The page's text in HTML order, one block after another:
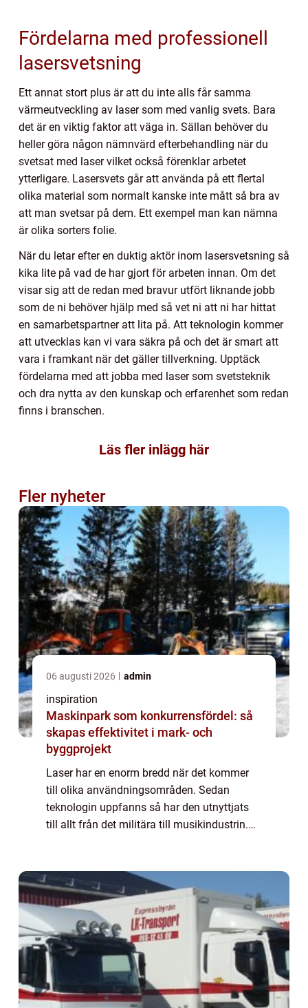
Fördelarna med professionell
lasersvetsning
Ett annat stort plus är att du inte alls får samma
värmeutveckling av laser som med vanlig svets. Bara
det är en viktig faktor att väga in. Sällan behöver du
heller göra någon nämnvärd efterbehandling när du
svetsat med laser vilket också förenklar arbetet
ytterligare. Lasersvets går att använda på ett flertal
olika material som normalt kanske inte mått så bra av
att man svetsar på dem. Ett exempel man kan nämna
är olika sorters folie.
När du letar efter en duktig aktör inom lasersvetsning så
kika lite på vad de har gjort för arbeten innan. Om det
visar sig att de redan med bravur utfört liknande jobb
som de ni behöver hjälp med så vet ni att ni har hittat
en samarbetspartner att lita på. Att teknologin kommer
att utvecklas kan vi vara säkra på och det är smart att
vara i framkant när det gäller tillverkning. Upptäck
fördelarna med att jobba med laser som svetsteknik
och dra nytta av den kunskap och erfarenhet som redan
finns i branschen.
Läs fler inlägg här
Fler nyheter
06 augusti 2026 admin
inspiration
Maskinpark som konkurrensfördel: så
skapas effektivitet i mark- och
byggprojekt
Laser har en enorm bredd när det kommer
till olika användningsområden. Sedan
teknologin uppfanns så har den utnyttjats
till allt från det militära till musikindustrin.